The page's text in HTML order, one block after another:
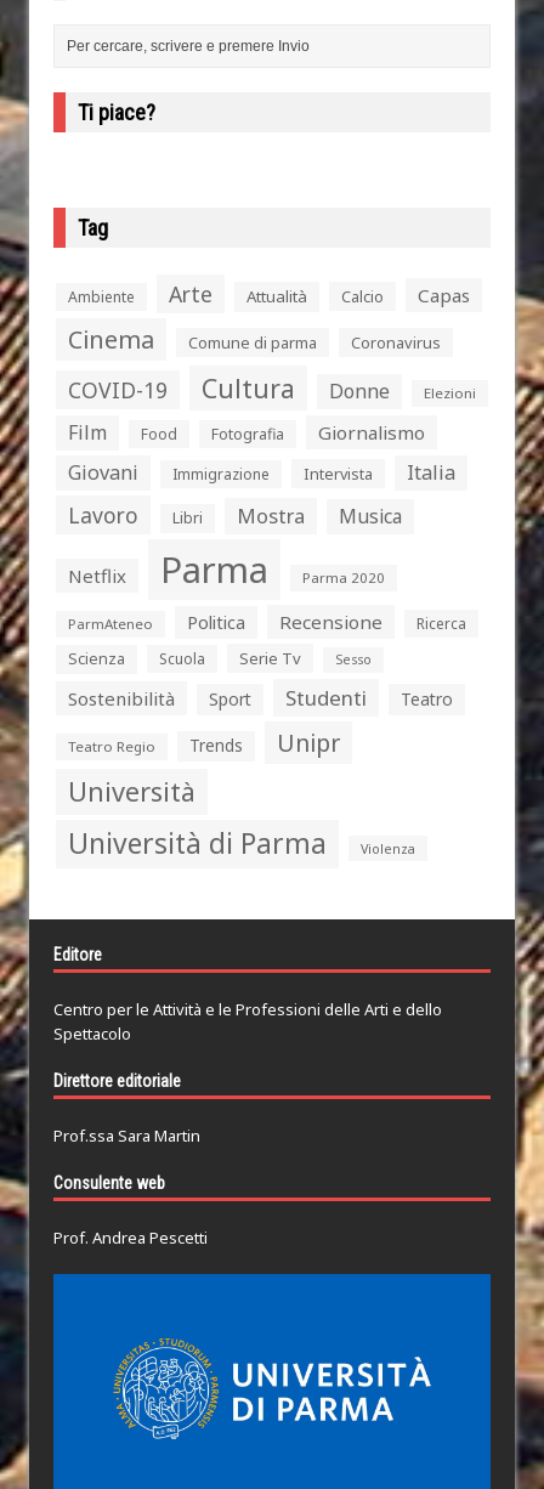
Ti piace?
Tag
Ambiente Arte Attualità Calcio Capas
Cinema Comune di parma Coronavirus
COVID-19 Cultura Donne Elezioni
Film Food Fotografia Giornalismo
Giovani Immigrazione Intervista Italia
Lavoro Libri Mostra Musica
Netflix Parma Parma 2020
ParmAteneo Politica Recensione
Ricerca
Scienza
Scuola Serie Tv Sesso
Sostenibilità Sport Studenti Teatro
Teatro Regio Trends Unipr
Università
Università di Parma Violenza
Editore
Centro per le Attività e le Professioni delle Arti e dello
Spettacolo
Direttore editoriale
Prof.ssa Sara Martin
Consulente web
Prof. Andrea Pescetti